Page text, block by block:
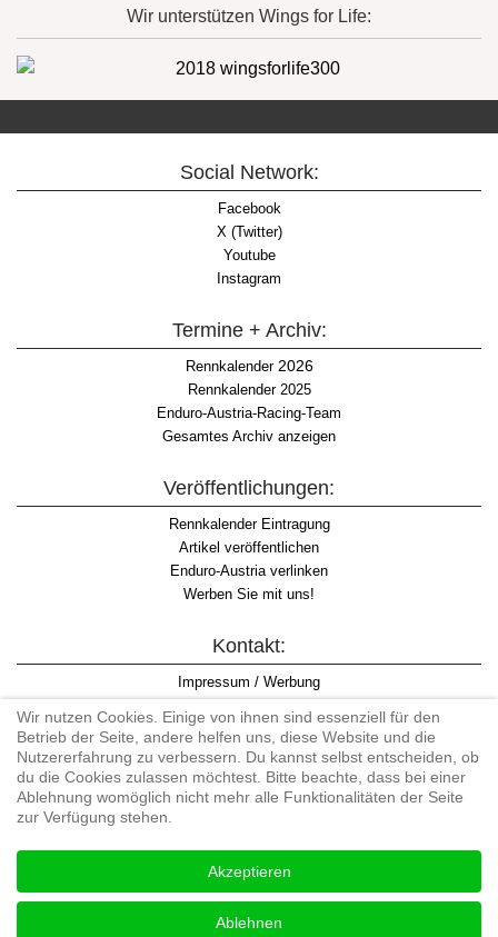
Wir unterstützen Wings for Life:
Social Network:
Facebook
X (Twitter)
Youtube
Instagram
Termine + Archiv:
Rennkalender2026
Rennkalender 2025
Enduro-Austria-Racing-Team
Gesamtes Archiv anzeigen
Veröffentlichungen:
Rennkalender Eintragung
Artikel veröffentlichen
Enduro-Austria verlinken
Werben Sie mit uns!
Kontakt:
Impressum / Werbung
Informationspflicht WKO
AGB
#enduroaustria, #wirlebenenduro #enduroaustriaracingteam
Enduro-Austria, Enduro, Endurosport, Endurocross, Endurotraining,
Endurotouren, Endurorennen, Hardenduro, Extreme Enduro
Wir nutzen Cookies. Einige von ihnen sind essenziell für den
Betrieb der Seite, andere helfen uns, diese Website und die
Nutzererfahrung zu verbessern. Du kannst selbst entscheiden, ob
du die Cookies zulassen möchtest. Bitte beachte, dass bei einer
Ablehnung womöglich nicht mehr alle Funktionalitäten der Seite
zur Verfügung stehen.
Akzeptieren
Ablehnen